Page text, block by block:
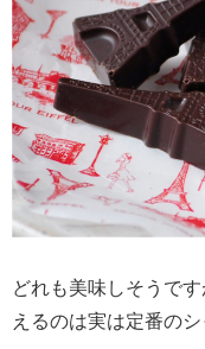
どれも美味しそうで
えるのは実は定番の